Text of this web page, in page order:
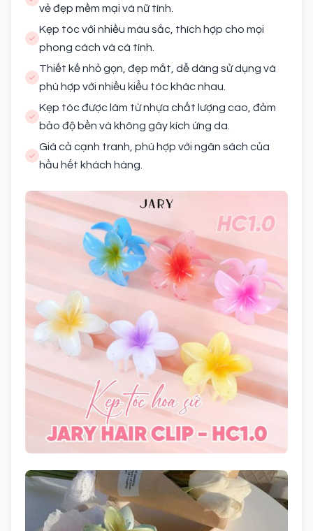
vẻ đẹp mềm mại và nữ tính.
Kẹp tóc với nhiều màu sắc, thích hợp cho mọi
phong cách và cá tính.
Thiết kế nhỏ gọn, đẹp mắt, dễ dàng sử dụng và
phù hợp với nhiều kiểu tóc khác nhau.
Kẹp tóc được làm từ nhựa chất lượng cao, đảm
bảo độ bền và không gây kích ứng da.
Giá cả cạnh tranh, phù hợp với ngân sách của
hầu hết khách hàng.